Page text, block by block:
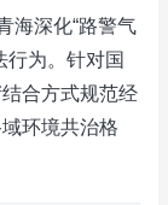
海深化“路警气
行为。针对国
合方式规范经
环境共治格